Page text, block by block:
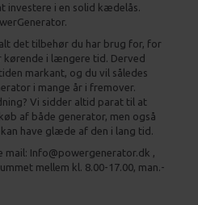
investere i en solid kædelås.
det tilbehør du har brug for, for
kørende i længere tid. Derved
markant, og du vil således
i mange år i fremover.
Vi sidder altid parat til at
af både generator, men også
have glæde af den i lang tid.
Info@powergenerator.dk ,
mellem kl. 8.00-17.00, man.-